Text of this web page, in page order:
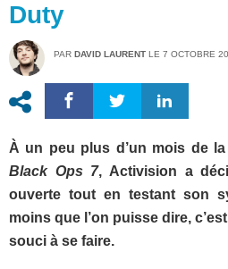
Duty
PAR DAVID LAURENT LE 7 OCTOBRE
À un peu plus d’un mois de
Black Ops 7, Activision a
ouverte tout en testant son
moins que l’on puisse dire,
souci à se faire.